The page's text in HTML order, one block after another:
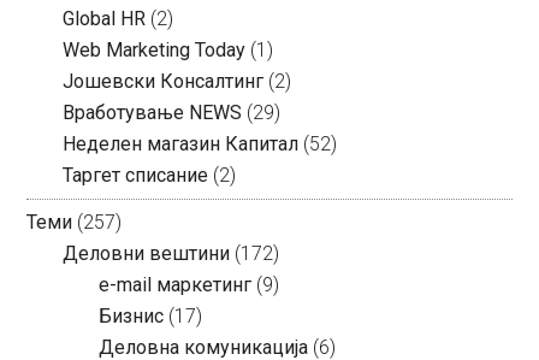
Global HR (2)
Web Marketing Today (1)
Јошевски Консалтинг (2)
Вработување NEWS (29)
Неделен магазин Капитал (52)
Таргет списание (2)
Теми (257)
Деловни вештини (172)
e-mail маркетинг (9)
Бизнис (17)
Деловна комуникација (6)